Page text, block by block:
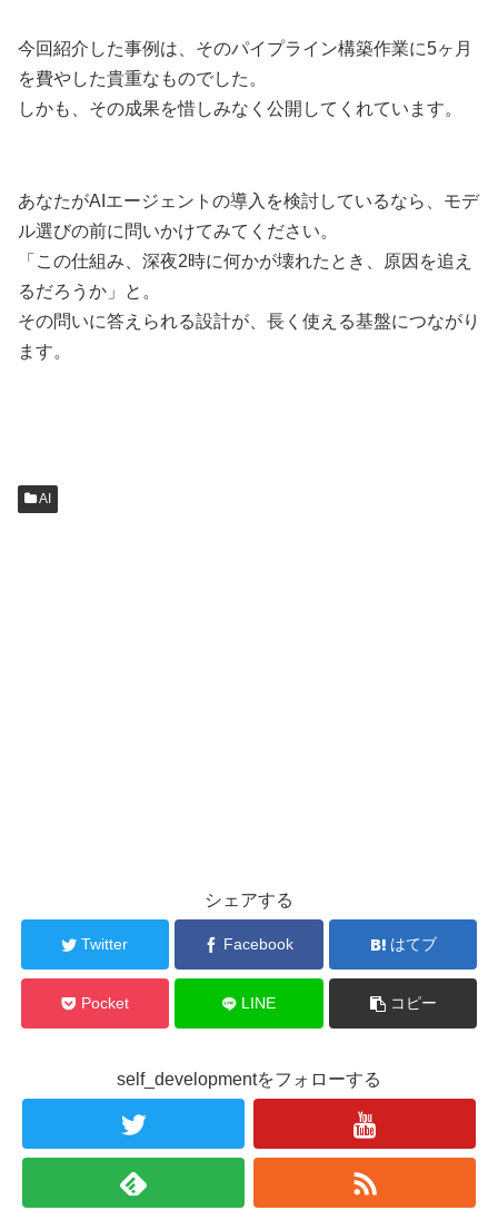
今回紹介した事例は、そのパイプライン構築作業に5ヶ月
を費やした貴重なものでした。
しかも、その成果を惜しみなく公開してくれています。
あなたがAIエージェントの導入を検討しているなら、モデ
ル選びの前に問いかけてみてください。
「この仕組み、深夜2時に何かが壊れたとき、原因を追え
るだろうか」と。
その問いに答えられる設計が、長く使える基盤につながり
ます。
AI
シェアする
Twitter Facebook はてブ
Pocket LINE コピー
self_developmentをフォローする